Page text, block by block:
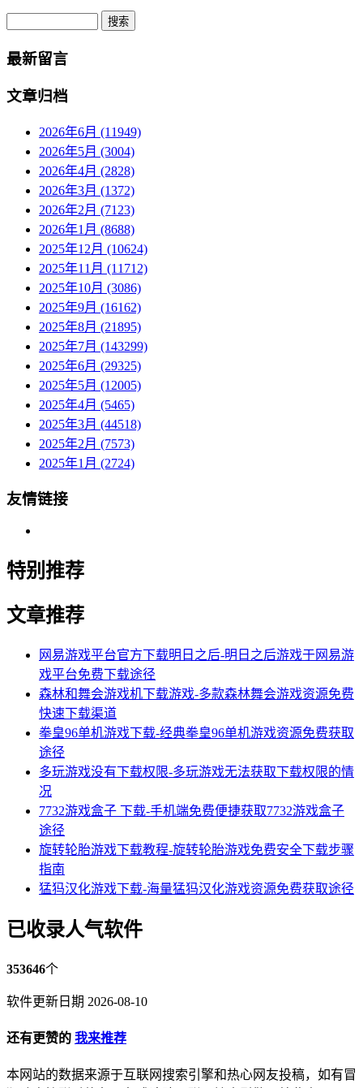
Search
最新留言
文章归档
2026年6月 (11949)
2026年5月 (3004)
2026年4月 (2828)
2026年3月 (1372)
2026年2月 (7123)
2026年1月 (8688)
2025年12月 (10624)
2025年11月 (11712)
2025年10月 (3086)
2025年9月 (16162)
2025年8月 (21895)
2025年7月 (143299)
2025年6月 (29325)
2025年5月 (12005)
2025年4月 (5465)
2025年3月 (44518)
2025年2月 (7573)
2025年1月 (2724)
友情链接
特别推荐
文章推荐
网易游戏平台官方下载明日之后-明日之后游戏于网易游
戏平台免费下载途径
森林和舞会游戏机下载游戏-多款森林舞会游戏资源免费
快速下载渠道
拳皇96单机游戏下载-经典拳皇96单机游戏资源免费获取
途径
多玩游戏没有下载权限-多玩游戏无法获取下载权限的情
况
7732游戏盒子 下载-手机端免费便捷获取7732游戏盒子
途径
旋转轮胎游戏下载教程-旋转轮胎游戏免费安全下载步骤
指南
猛犸汉化游戏下载-海量猛犸汉化游戏资源免费获取途径
已收录人气软件
353646个
软件更新日期 2026-08-10
还有更赞的 我来推荐
本网站的数据来源于互联网搜索引擎和热心网友投稿，如有冒